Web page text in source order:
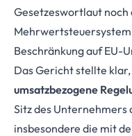
Gesetzeswortlaut noch
Beschränkung auf EU-
Das Gericht stellte
umsatzbezogene
Sitz des Unternehmers
insbesondere die mit